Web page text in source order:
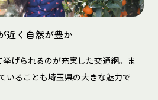
近く自然が豊か
げられるのが充実した交通網。ま
いることも埼玉県の大きな魅力で